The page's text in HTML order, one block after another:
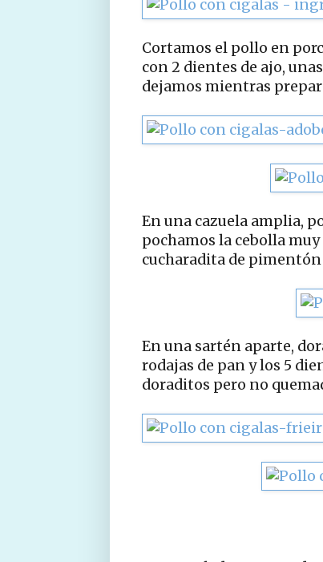
Cortamos el pollo en
con 2 dientes de ajo,
dejamos mientras
En una cazuela amplia,
pochamos la cebolla
cucharadita de pimentón
En una sartén aparte,
rodajas de pan y los 5
doraditos pero no